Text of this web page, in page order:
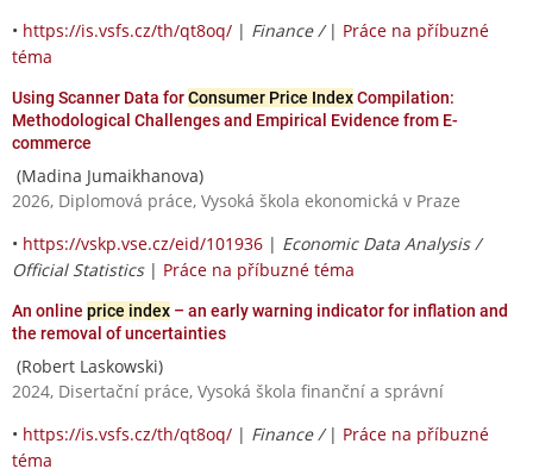
• https://is.vsfs.cz/th/qt8oq/ | Finance / | Práce na příbuzné
téma
Using Scanner Data forConsumer Price IndexCompilation:
Methodological Challenges and Empirical Evidence from E-
commerce
(Madina Jumaikhanova)
2026, Diplomová práce, Vysoká škola ekonomická v Praze
• https://vskp.vse.cz/eid/101936 | Economic Data Analysis /
Official Statistics| Práce na příbuzné téma
An online price index – an early warning indicator for inflation and
the removal of uncertainties
(Robert Laskowski)
2024, Disertační práce, Vysoká škola finanční a správní
• https://is.vsfs.cz/th/qt8oq/ | Finance / | Práce na příbuzné
téma